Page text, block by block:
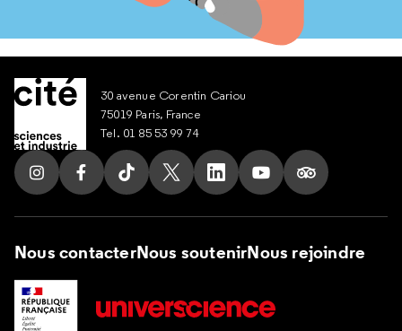
30 avenue Corentin Cariou
75019 Paris, France
Tel. 01 85 53 99 74
Suivez nous sur Instagram
Suivez nous sur Facebook
Suivez nous sur Tik Tok
Suivez nous sur X
Suivez nous sur LinkedIn
Suivez nous sur
Suivez nous
Nous contacterNous soutenirNous rejoindre